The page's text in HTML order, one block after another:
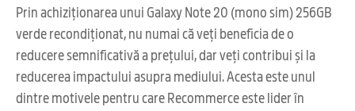
Prin achiziționarea unui Galaxy Note 20 (mono sim) 256GB
verde recondiționat, nu numai că veți beneficia de o
reducere semnificativă a prețului, dar veți contribui și la
reducerea impactului asupra mediului. Acesta este unul
dintre motivele pentru care Recommerce este lider în